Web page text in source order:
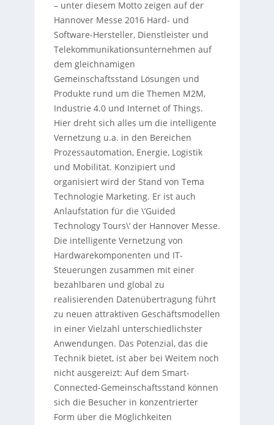
– unter diesem Motto zeigen auf der
Hannover Messe 2016 Hard- und
Software-Hersteller, Dienstleister und
Telekommunikationsunternehmen auf
dem gleichnamigen
Gemeinschaftsstand Lösungen und
Produkte rund um die Themen M2M,
Industrie 4.0 und Internet of Things.
Hier dreht sich alles um die intelligente
Vernetzung u.a. in den Bereichen
Prozessautomation, Energie, Logistik
und Mobilität. Konzipiert und
organisiert wird der Stand von Tema
Technologie Marketing. Er ist auch
Anlaufstation für die \’Guided
Technology Tours\‘ der Hannover Messe.
Die intelligente Vernetzung von
Hardwarekomponenten und IT-
Steuerungen zusammen mit einer
bezahlbaren und global zu
realisierenden Datenübertragung führt
zu neuen attraktiven Geschäftsmodellen
in einer Vielzahl unterschiedlichster
Anwendungen. Das Potenzial, das die
Technik bietet, ist aber bei Weitem noch
nicht ausgereizt: Auf dem Smart-
Connected-Gemeinschaftsstand können
sich die Besucher in konzentrierter
Form über die Möglichkeiten